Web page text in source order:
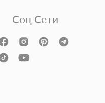
Соц Сети